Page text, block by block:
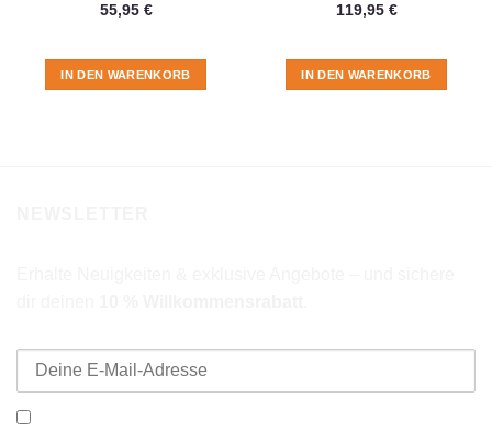
55,95 €
IN DEN WARENKORB
119,95 €
IN DEN WARENKORB